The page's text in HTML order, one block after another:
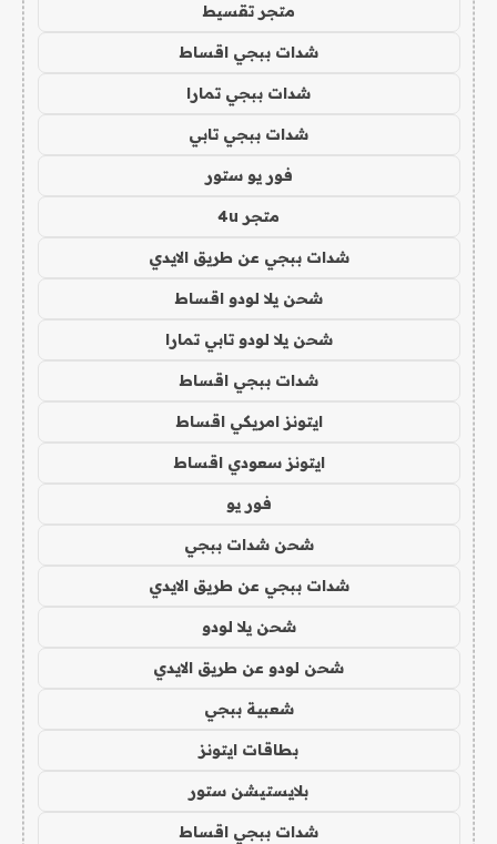
متجر تقسيط
شدات ببجي اقساط
شدات ببجي تمارا
شدات ببجي تابي
فور يو ستور
متجر 4u
شدات ببجي عن طريق الايدي
شحن يلا لودو اقساط
شحن يلا لودو تابي تمارا
شدات ببجي اقساط
ايتونز امريكي اقساط
ايتونز سعودي اقساط
فور يو
شحن شدات ببجي
شدات ببجي عن طريق الايدي
شحن يلا لودو
شحن لودو عن طريق الايدي
شعبية ببجي
بطاقات ايتونز
بلايستيشن ستور
شدات ببجي اقساط